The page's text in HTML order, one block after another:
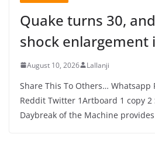
Quake turns 30,
shock enlargement
August 10, 2026 Lallanji
Share This To Others… Whatsapp
Reddit Twitter 1Artboard 1 copy 2
Daybreak of the Machine provides